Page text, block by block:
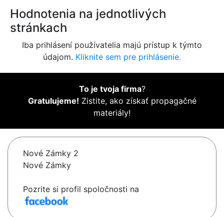
Hodnotenia na jednotlivých
stránkach
Iba prihlásení používatelia majú prístup k týmto
údajom. Kliknite sem pre prihlásenie.
To je tvoja firma?
Gratulujeme! Zistite, ako získať propagačné
materiály!
Nové Zámky 2
Nové Zámky
Pozrite si profil spoločnosti na